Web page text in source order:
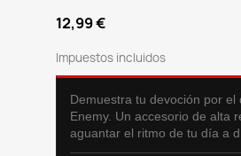
12,99 €
Impuestos incluidos
Demuestra tu devoción por
Enemy. Un accesorio de alta
aguantar el ritmo de tu día a